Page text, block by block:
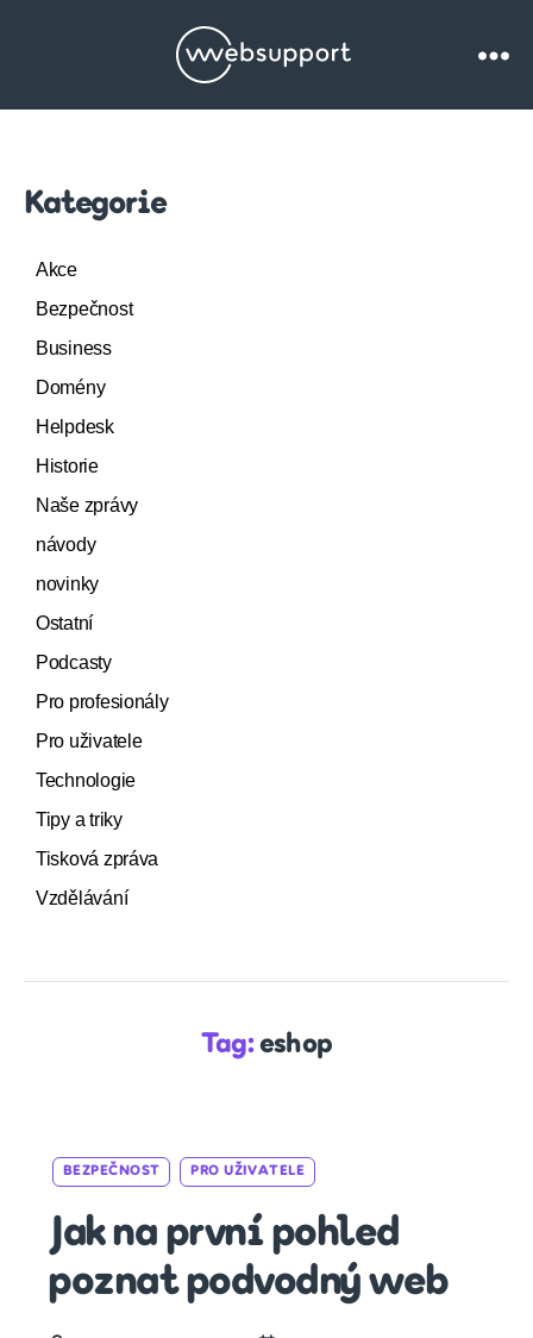
Websupport.cz
Kategorie
Akce
Bezpečnost
Business
Domény
Helpdesk
Historie
Naše zprávy
návody
novinky
Ostatní
Podcasty
Pro profesionály
Pro uživatele
Technologie
Tipy a triky
Tisková zpráva
Vzdělávání
Tag: eshop
Categories
BEZPEČNOST PRO UŽIVATELE
Jak na první pohled
poznat podvodný web